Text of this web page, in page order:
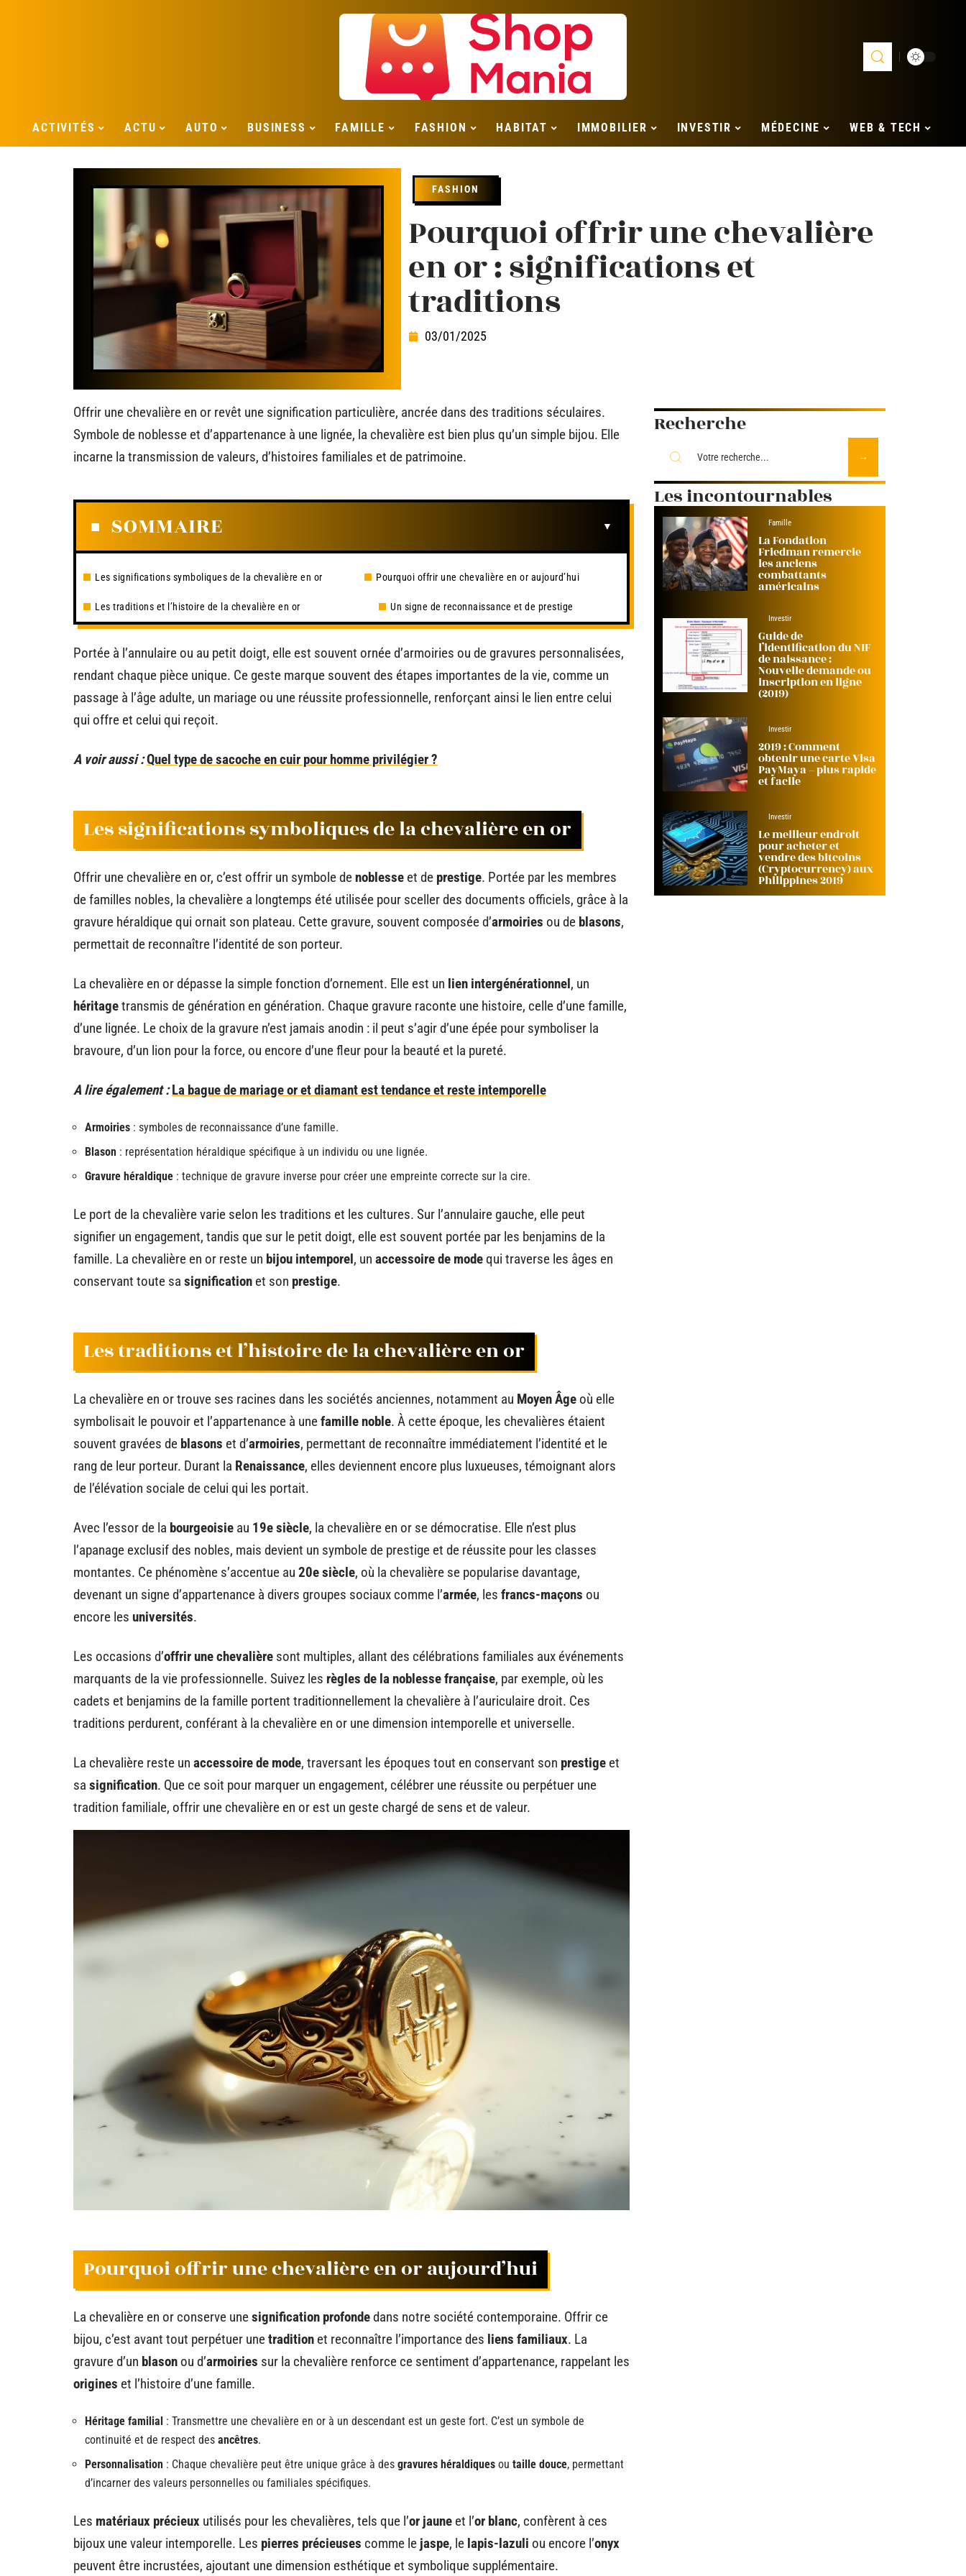
ACTIVITÉS ACTU AUTO BUSINESS FAMILLE FASHION HABITAT IMMOBILIER INVESTIR MÉDECINE WEB & TECH
FASHION
Pourquoi offrir une chevalière
en or : significations et
traditions
03/01/2025
Offrir une chevalière en or revêt une signification particulière, ancrée dans des traditions séculaires.
Symbole de noblesse et d’appartenance à une lignée, la chevalière est bien plus qu’un simple bijou. Elle
incarne la transmission de valeurs, d’histoires familiales et de patrimoine.
SOMMAIRE
Les significations symboliques de la chevalière en or
Les traditions et l’histoire de la chevalière en or
Pourquoi offrir une chevalière en or aujourd’hui
Un signe de reconnaissance et de prestige
Portée à l’annulaire ou au petit doigt, elle est souvent ornée d’armoiries ou de gravures personnalisées,
rendant chaque pièce unique. Ce geste marque souvent des étapes importantes de la vie, comme un
passage à l’âge adulte, un mariage ou une réussite professionnelle, renforçant ainsi le lien entre celui
qui offre et celui qui reçoit.
A voir aussi :Quel type de sacoche en cuir pour homme privilégier ?
Les significations symboliques de la chevalière en or
Offrir une chevalière en or, c’est offrir un symbole de noblesse et de prestige. Portée par les membres
de familles nobles, la chevalière a longtemps été utilisée pour sceller des documents officiels, grâce à la
gravure héraldique qui ornait son plateau. Cette gravure, souvent composée d’armoiries ou de blasons,
permettait de reconnaître l’identité de son porteur.
La chevalière en or dépasse la simple fonction d’ornement. Elle est un lien intergénérationnel, un
héritagetransmis de génération en génération. Chaque gravure raconte une histoire, celle d’une famille,
d’une lignée. Le choix de la gravure n’est jamais anodin : il peut s’agir d’une épée pour symboliser la
bravoure, d’un lion pour la force, ou encore d’une fleur pour la beauté et la pureté.
A lire également : La bague de mariage or et diamant est tendance et reste intemporelle
Armoiries : symboles de reconnaissance d’une famille.
Blason : représentation héraldique spécifique à un individu ou une lignée.
Gravure héraldique : technique de gravure inverse pour créer une empreinte correcte sur la cire.
Le port de la chevalière varie selon les traditions et les cultures. Sur l’annulaire gauche, elle peut
signifier un engagement, tandis que sur le petit doigt, elle est souvent portée par les benjamins de la
famille. La chevalière en or reste un bijou intemporel, un accessoire de modequi traverse les âges en
conservant toute sa signification et son prestige.
Les traditions et l’histoire de la chevalière en or
La chevalière en or trouve ses racines dans les sociétés anciennes, notamment au Moyen Âge où elle
symbolisait le pouvoir et l’appartenance à unefamille noble. À cette époque, les chevalières étaient
souvent gravées de blasons et d’armoiries, permettant de reconnaître immédiatement l’identité et le
rang de leur porteur. Durant la Renaissance, elles deviennent encore plus luxueuses, témoignant alors
de l’élévation sociale de celui qui les portait.
Avec l’essor de la bourgeoisie au 19e siècle, la chevalière en or se démocratise. Elle n’est plus
l’apanage exclusif des nobles, mais devient un symbole de prestige et de réussite pour les classes
montantes. Ce phénomène s’accentue au 20e siècle, où la chevalière se popularise davantage,
devenant un signe d’appartenance à divers groupes sociaux comme l’armée, les francs-maçons ou
encore les universités.
Les occasions d’offrir une chevalière sont multiples, allant des célébrations familiales aux événements
marquants de la vie professionnelle. Suivez les règles de la noblesse française, par exemple, où les
cadets et benjamins de la famille portent traditionnellement la chevalière à l’auriculaire droit. Ces
traditions perdurent, conférant à la chevalière en or une dimension intemporelle et universelle.
La chevalière reste un accessoire de mode, traversant les époques tout en conservant son prestige et
sa signification. Que ce soit pour marquer un engagement, célébrer une réussite ou perpétuer une
tradition familiale, offrir une chevalière en or est un geste chargé de sens et de valeur.
Pourquoi offrir une chevalière en or aujourd’hui
La chevalière en or conserve unesignification profondedans notre société contemporaine. Offrir ce
bijou, c’est avant tout perpétuer unetradition et reconnaître l’importance des liens familiaux. La
gravure d’un blason ou d’armoiries sur la chevalière renforce ce sentiment d’appartenance, rappelant les
origines et l’histoire d’une famille.
Héritage familial : Transmettre une chevalière en or à un descendant est un geste fort. C’est un symbole de
continuité et de respect des ancêtres.
Personnalisation : Chaque chevalière peut être unique grâce à des gravures héraldiques ou taille douce, permettant
d’incarner des valeurs personnelles ou familiales spécifiques.
Les matériaux précieux utilisés pour les chevalières, tels que l’or jaune et l’or blanc, confèrent à ces
bijoux une valeur intemporelle. Les pierres précieuses comme le jaspe, le lapis-lazuli ou encore l’onyx
peuvent être incrustées, ajoutant une dimension esthétique et symbolique supplémentaire.
Recherche
Les incontournables
Famille
La Fondation
Friedman remercie
les anciens
combattants
américains
Investir
Guide de
l’identification du NIF
de naissance :
Nouvelle demande ou
inscription en ligne
(2019)
Investir
2019 : Comment
obtenir une carte Visa
PayMaya – plus rapide
et facile
Investir
Le meilleur endroit
pour acheter et
vendre des bitcoins
(Cryptocurrency) aux
Philippines 2019